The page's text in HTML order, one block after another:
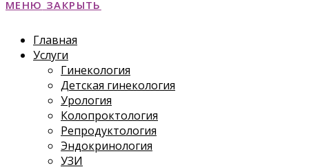
МЕНЮ ЗАКРЫТЬ
Главная
Услуги
Гинекология
Детская гинекология
Урология
Колопроктология
Репродуктология
Эндокринология
УЗИ